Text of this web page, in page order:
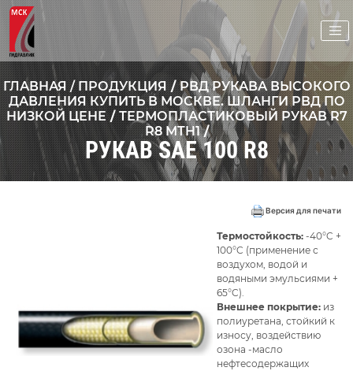
ГЛАВНАЯ /ПРОДУКЦИЯ/РВД РУКАВА ВЫСОКОГО
ДАВЛЕНИЯ КУПИТЬ В МОСКВЕ. ШЛАНГИ РВД ПО
НИЗКОЙ ЦЕНЕ/ ТЕРМОПЛАСТИКОВЫЙ РУКАВ R7
R8 MTH1/
РУКАВ SAE 100 R8
Версия для печати
Термостойкость: -40°C +
100°C (применение с
воздухом, водой и
водяными эмульсиями +
65°C).
Внешнее покрытие: из
полиуретана, стойкий к
износу, воздействию
озона -масло
нефтесодержащих